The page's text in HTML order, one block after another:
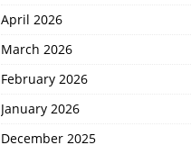
April 2026
March 2026
February 2026
January 2026
December 2025